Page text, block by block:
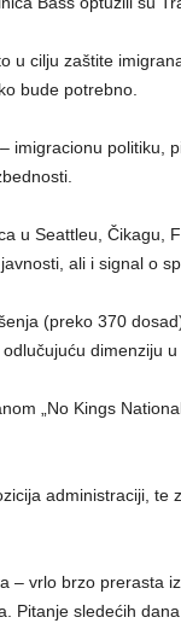
u cilju zaštite
bude potrebno.
imigracionu politiku,
u Seattleu, Čikagu,
ali i signal o
(preko 370
dimenziju u
„No Kings
administraciji, te
– vrlo brzo prerasta
Pitanje sledećih